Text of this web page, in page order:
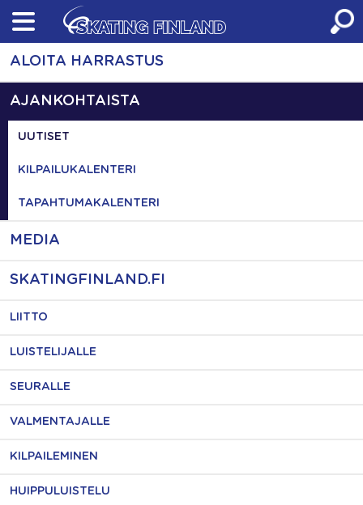
Skip
content
ALOITA HARRASTUS
AJANKOHTAISTA
UUTISET
KILPAILUKALENTERI
TAPAHTUMAKALENTERI
MEDIA
SKATINGFINLAND.FI
LIITTO
LUISTELIJALLE
SEURALLE
VALMENTAJALLE
KILPAILEMINEN
HUIPPULUISTELU